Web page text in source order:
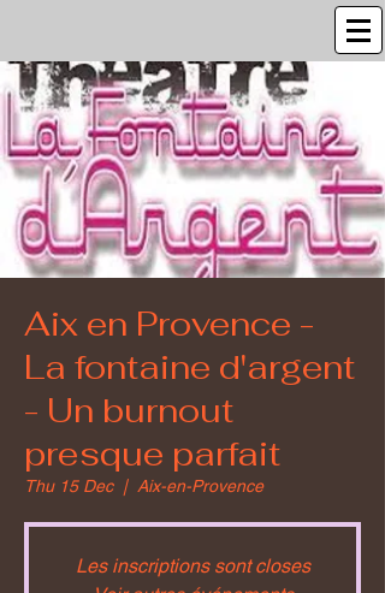
Aix en Provence -
La fontaine d'argent
- Un burnout
presque parfait
Thu 15 Dec
  |
Aix-en-Provence
Les inscriptions sont closes